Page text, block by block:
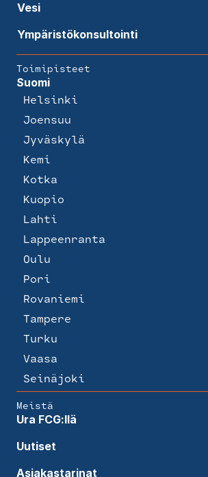
Vesi
Ympäristökonsultointi
Toimipisteet
Suomi
Helsinki
Joensuu
Jyväskylä
Kemi
Kotka
Kuopio
Lahti
Lappeenranta
Oulu
Pori
Rovaniemi
Tampere
Turku
Vaasa
Seinäjoki
Meistä
Ura FCG:llä
Uutiset
Asiakastarinat